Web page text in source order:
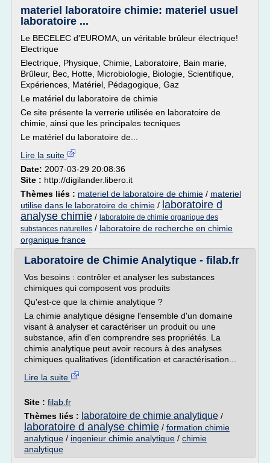
materiel laboratoire chimie: materiel usuel
laboratoire ...
Le BECELEC d'EUROMA, un véritable brûleur électrique!
Electrique
Electrique, Physique, Chimie, Laboratoire, Bain marie,
Brûleur, Bec, Hotte, Microbiologie, Biologie, Scientifique,
Expériences, Matériel, Pédagogique, Gaz
Le matériel du laboratoire de chimie
Ce site présente la verrerie utilisée en laboratoire de
chimie, ainsi que les principales tecniques
Le matériel du laboratoire de...
Lire la suite
Date: 2007-03-29 20:08:36
Site : http://digilander.libero.it
Thèmes liés : materiel de laboratoire de chimie / materiel
utilise dans le laboratoire de chimie / laboratoire d
analyse chimie / laboratoire de chimie organique des
substances naturelles / laboratoire de recherche en chimie
organique france
Laboratoire de Chimie Analytique - filab.fr
Vos besoins : contrôler et analyser les substances
chimiques qui composent vos produits
Qu'est-ce que la chimie analytique ?
La chimie analytique désigne l'ensemble d'un domaine
visant à analyser et caractériser un produit ou une
substance, afin d'en comprendre ses propriétés. La
chimie analytique peut avoir recours à des analyses
chimiques qualitatives (identification et caractérisation...
Lire la suite
Site : filab.fr
Thèmes liés : laboratoire de chimie analytique /
laboratoire d analyse chimie / formation chimie
analytique / ingenieur chimie analytique / chimie
analytique